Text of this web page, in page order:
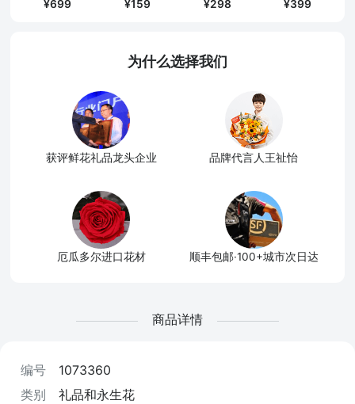
699
159
298
399
为什么选择我们
获评鲜花礼品龙头企业 品牌代言人王祉怡
厄瓜多尔进口花材 顺丰包邮·100+城市次日达
商品详情
编号
1073360
类别
礼品和永生花